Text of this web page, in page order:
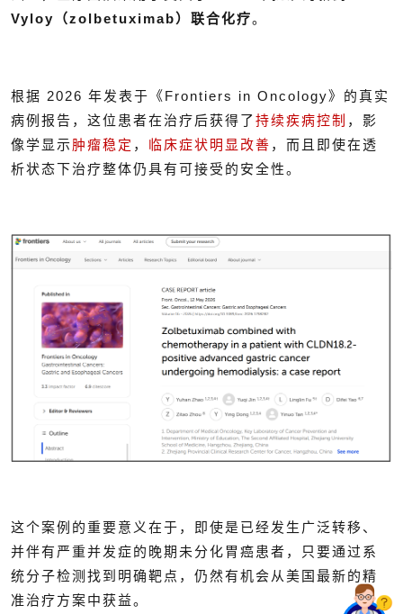
Vyloy（zolbetuximab）联合化疗。
根据 2026 年发表于《Frontiers in Oncology》的真实
病例报告，这位患者在治疗后获得了 持续疾病控制 ，影
像学显示肿瘤稳定 ， 临床症状明显改善 ，而且即使在透
析状态下治疗整体仍具有可接受的安全性。
这个案例的重要意义在于，即使是已经发生广泛转移、
并伴有严重并发症的晚期未分化胃癌患者，只要通过系
统分子检测找到明确靶点，仍然有机会从美国最新的精
准治疗方案中获益。